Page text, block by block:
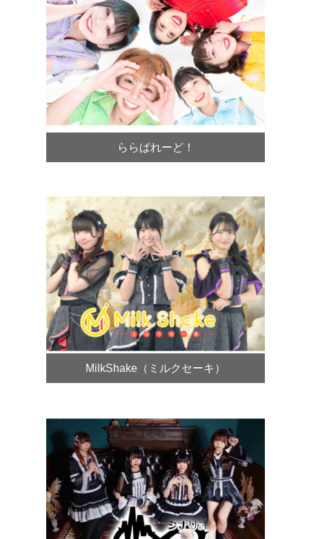
ららぱれーど！
MilkShake（ミルクセーキ）